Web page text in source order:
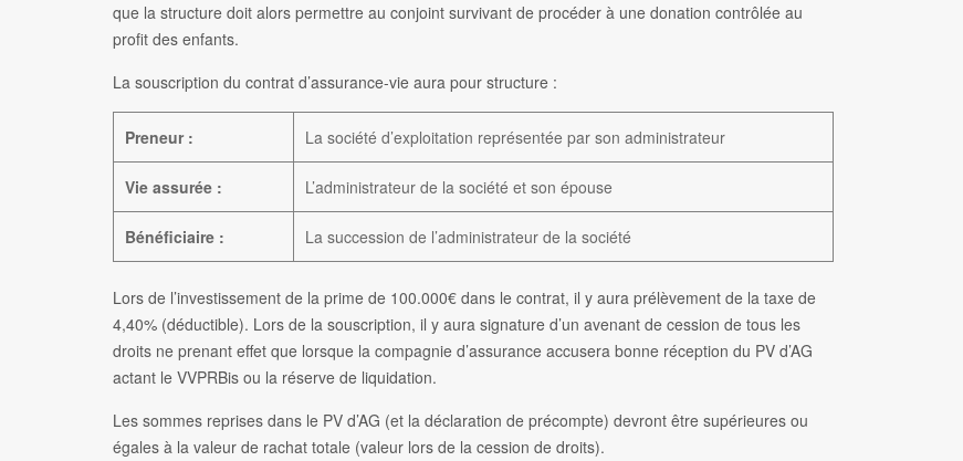
que la structure doit alors permettre au conjoint survivant de procéder à une donation contrôlée au
profit des enfants.
La souscription du contrat d’assurance-vie aura pour structure :
Preneur : La société d’exploitation représentée par son administrateur
Vie assurée : L’administrateur de la société et son épouse
Bénéficiaire : La succession de l’administrateur de la société
Lors de l’investissement de la prime de 100.000€ dans le contrat, il y aura prélèvement de la taxe de
4,40% (déductible). Lors de la souscription, il y aura signature d’un avenant de cession de tous les
droits ne prenant effet que lorsque la compagnie d’assurance accusera bonne réception du PV d’AG
actant le VVPRBis ou la réserve de liquidation.
Les sommes reprises dans le PV d’AG (et la déclaration de précompte) devront être supérieures ou
égales à la valeur de rachat totale (valeur lors de la cession de droits).